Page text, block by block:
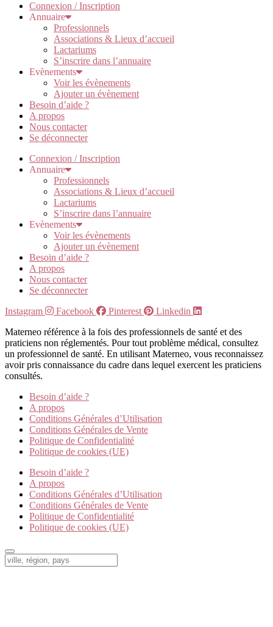
Connexion / Inscription
Annuaire
Professionnels
Associations & Lieux d’accueil
Lactariums
S’inscrire dans l’annuaire
Evènements
Voir les évènements
Ajouter un évènement
Besoin d’aide ?
A propos
Nous contacter
Se déconnecter
Connexion / Inscription
Annuaire
Professionnels
Associations & Lieux d’accueil
Lactariums
S’inscrire dans l’annuaire
Evènements
Voir les évènements
Ajouter un évènement
Besoin d’aide ?
A propos
Nous contacter
Se déconnecter
Instagram
Facebook Pinterest
Linkedin
Materneo référence à la fois des professionnels de santé et des
praticiens non réglementés. Pour tout problème médical, consultez
un professionnel de santé. En utilisant Materneo, vous reconnaissez
avoir pris connaissance du cadre dans lequel exercent les praticiens
consultés.
Besoin d’aide ?
A propos
Conditions Générales d’Utilisation
Conditions Générales de Vente
Politique de Confidentialité
Politique de cookies (UE)
Besoin d’aide ?
A propos
Conditions Générales d’Utilisation
Conditions Générales de Vente
Politique de Confidentialité
Politique de cookies (UE)